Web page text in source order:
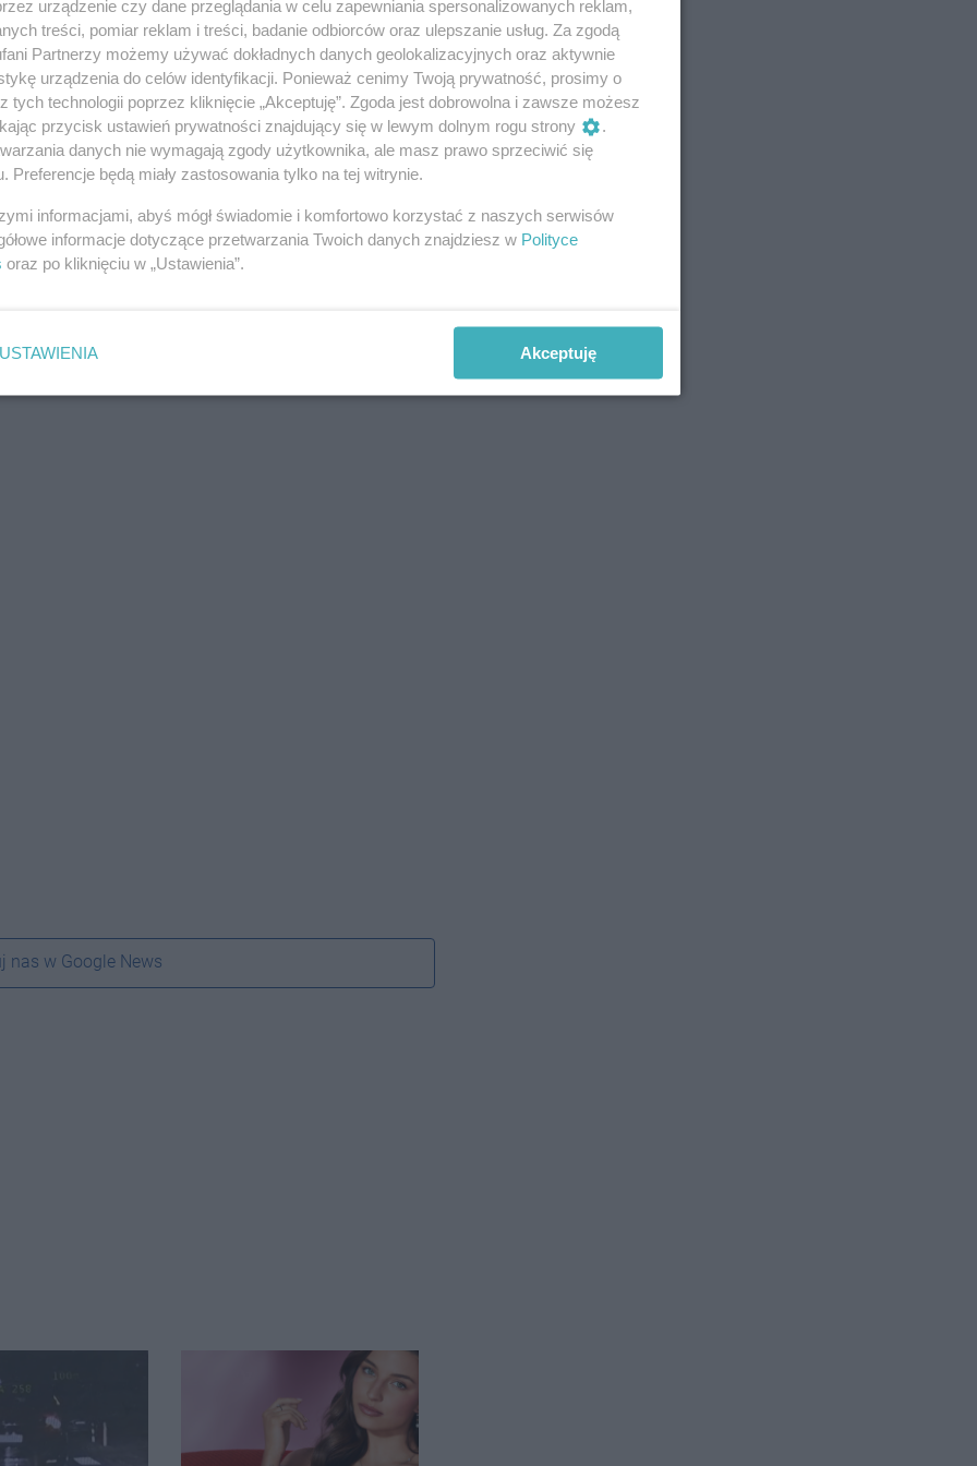
pracy bez ryzyka kar. Dziś Igor pracuje spokojnie,
pobyt w Polsce.
działania
Uber, Bolt czy FreeNow.
zł mandatu i utratę możliwości pracy.
aby rozpocząć legalną pracę jako kierowca w Polsce
pracować legalnie w Uber, Bolt, FreeNow w Polsce
nas w Google News
urządzenie czy dane przeglądania w celu zapewniania spersonalizowanych reklam,
treści, pomiar reklam i treści, badanie odbiorców oraz ulepszanie usług. Za zgodą
Partnerzy możemy używać dokładnych danych geolokalizacyjnych oraz aktywnie
urządzenia do celów identyfikacji. Ponieważ cenimy Twoją prywatność, prosimy o
tych technologii poprzez kliknięcie „Akceptuję”. Zgoda jest dobrowolna i zawsze możesz
przycisk ustawień prywatności znajdujący się w lewym dolnym rogu strony
.
danych nie wymagają zgody użytkownika, ale masz prawo sprzeciwić się
Preferencje będą miały zastosowania tylko na tej witrynie.
informacjami, abyś mógł świadomie i komfortowo korzystać z naszych serwisów
informacje dotyczące przetwarzania Twoich danych znajdziesz w Polityce
oraz po kliknięciu w „Ustawienia”.
USTAWIENIA Akceptuję